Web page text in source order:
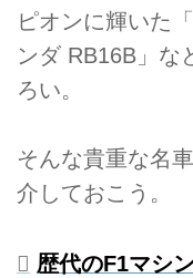
ピオンに輝いた
ンダ RB16B」な
ろい。
そんな貴重な名
介しておこう。
歴代のF1マシ